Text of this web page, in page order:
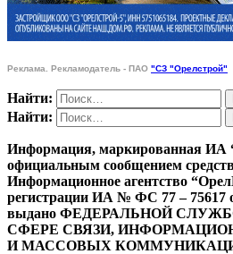
Реклама. Рекламодатель - ПАО "СЗ "Орелстрой"
Найти:
Найти:
Информация, маркированная ИА
официальным сообщением
Информационное агентство
регистрации ИА № ФС 77 – 75617
выдано ФЕДЕРАЛЬНОЙ
СФЕРЕ СВЯЗИ,
И МАССОВЫХ